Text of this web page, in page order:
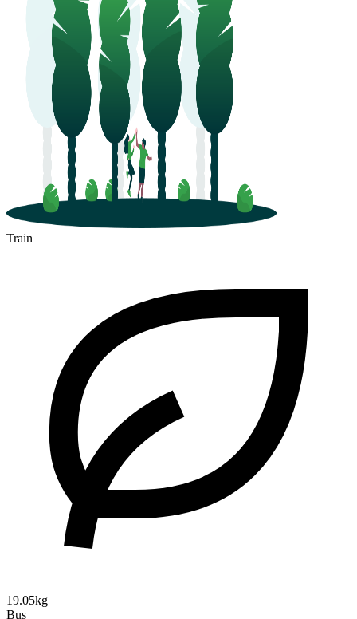
Train
19.05kg
Bus